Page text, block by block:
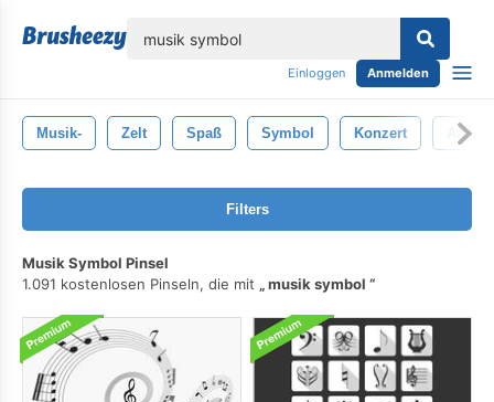
Einloggen Anmelden
Musik- Zelt Spaß Symbol Konzert
Filters
Musik Symbol Pinsel
1.091 kostenlosen Pinseln, die mit
musik symbol